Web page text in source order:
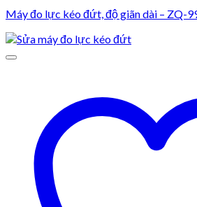
Máy đo lực kéo đứt, độ giãn dài – ZQ-